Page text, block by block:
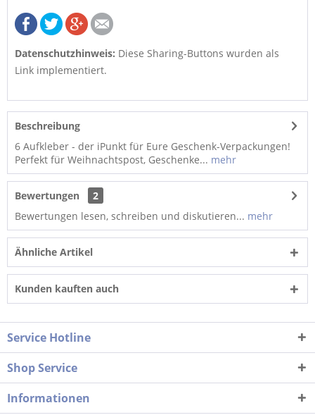
Datenschutzhinweis: Diese Sharing-Buttons wurden als
Link implementiert.
Beschreibung
6 Aufkleber - der iPunkt für Eure Geschenk-Verpackungen!
Perfekt für Weihnachtspost, Geschenke... mehr
Bewertungen
2
Bewertungen lesen, schreiben und diskutieren... mehr
Ähnliche Artikel
Kunden kauften auch
Service Hotline
Shop Service
Informationen